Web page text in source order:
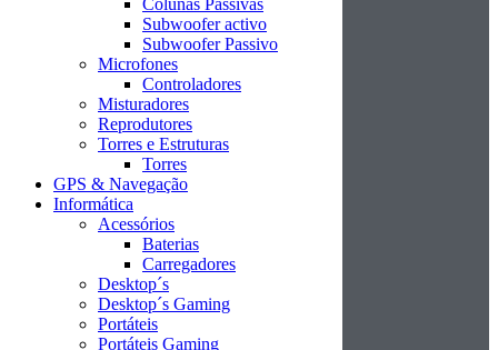
Colunas Passivas
Subwoofer activo
Subwoofer Passivo
Microfones
Controladores
Misturadores
Reprodutores
Torres e Estruturas
Torres
GPS & Navegação
Informática
Acessórios
Baterias
Carregadores
Desktop´s
Desktop´s Gaming
Portáteis
Portáteis Gaming